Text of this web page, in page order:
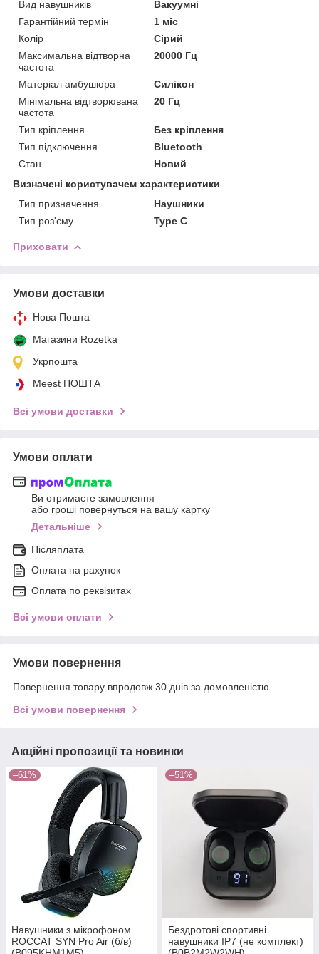
Вид навушників
Вакуумні
Гарантійний термін
1 міс
Колір
Сірий
Максимальна відтворна
частота
20000 Гц
Матеріал амбушюра
Силікон
Мінімальна відтворювана
частота
20 Гц
Тип кріплення
Без кріплення
Тип підключення
Bluetooth
Стан
Новий
Визначені користувачем характеристики
Тип призначення
Наушники
Тип роз'єму
Type C
Приховати
Умови доставки
Нова Пошта
Магазини Rozetka
Укрпошта
Meest ПОШТА
Всі умови доставки
Умови оплати
Ви отримаєте замовлення
або гроші повернуться на вашу картку
Детальніше
Післяплата
Оплата на рахунок
Оплата по реквізитах
Всі умови оплати
Умови повернення
Повернення товару впродовж 30 днів за домовленістю
Всі умови повернення
Акційні пропозиції та новинки
–61%
Навушники з мікрофоном
ROCCAT SYN Pro Air (б/в)
–51%
Бездротові спортивні
навушники IP7 (не комплект)